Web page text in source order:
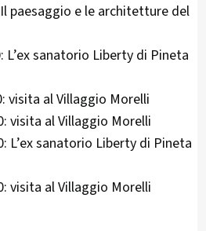
paesaggio e le architetture del
L’ex sanatorio Liberty di Pineta
visita al Villaggio Morelli
visita al Villaggio Morelli
L’ex sanatorio Liberty di Pineta
visita al Villaggio Morelli